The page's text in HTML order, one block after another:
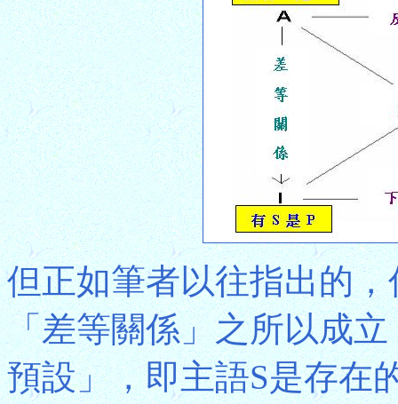
但正如筆者以往指出的
「差等關係」之所以成
預設」，即主語S是存在